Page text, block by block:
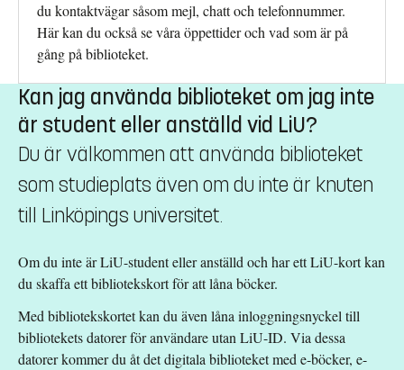
du kontaktvägar såsom mejl, chatt och telefonnummer.
Här kan du också se våra öppettider och vad som är på
gång på biblioteket.
Kan jag använda biblioteket om jag inte
är student eller anställd vid LiU?
Du är välkommen att använda biblioteket
som studieplats även om du inte är knuten
till Linköpings universitet.
Om du inte är LiU-student eller anställd och har ett LiU-kort kan
du skaffa ett bibliotekskort för att låna böcker.
Med bibliotekskortet kan du även låna inloggningsnyckel till
bibliotekets datorer för användare utan LiU-ID. Via dessa
datorer kommer du åt det digitala biblioteket med e-böcker, e-